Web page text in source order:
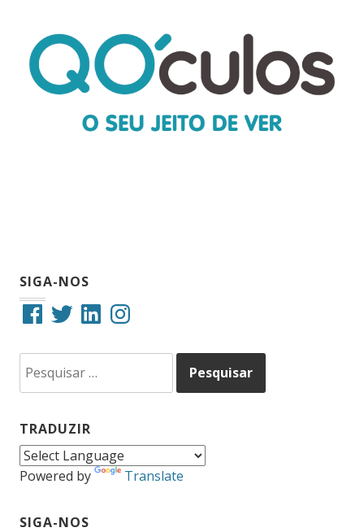
SIGA-NOS
FacebookTwitterLinkedInInstagram
por:
TRADUZIR
Powered by Translate
SIGA-NOS